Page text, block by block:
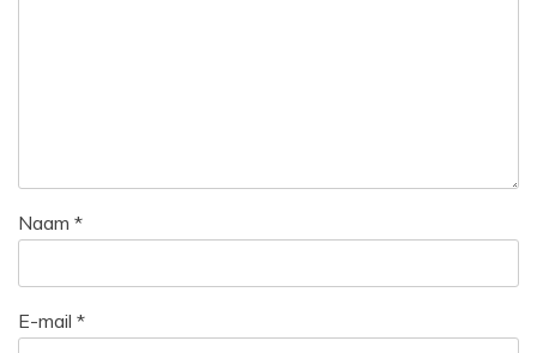
Naam *
E-mail *